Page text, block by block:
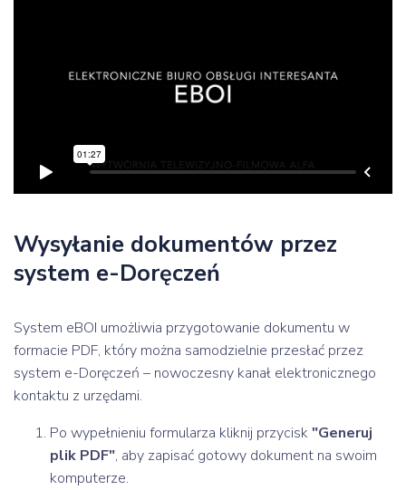
Wysyłanie dokumentów przez
system e-Doręczeń
System eBOI umożliwia przygotowanie dokumentu w
formacie PDF, który można samodzielnie przesłać przez
system e-Doręczeń – nowoczesny kanał elektronicznego
kontaktu z urzędami.
Po wypełnieniu formularza kliknij przycisk"Generuj
plik PDF", aby zapisać gotowy dokument na swoim
komputerze.